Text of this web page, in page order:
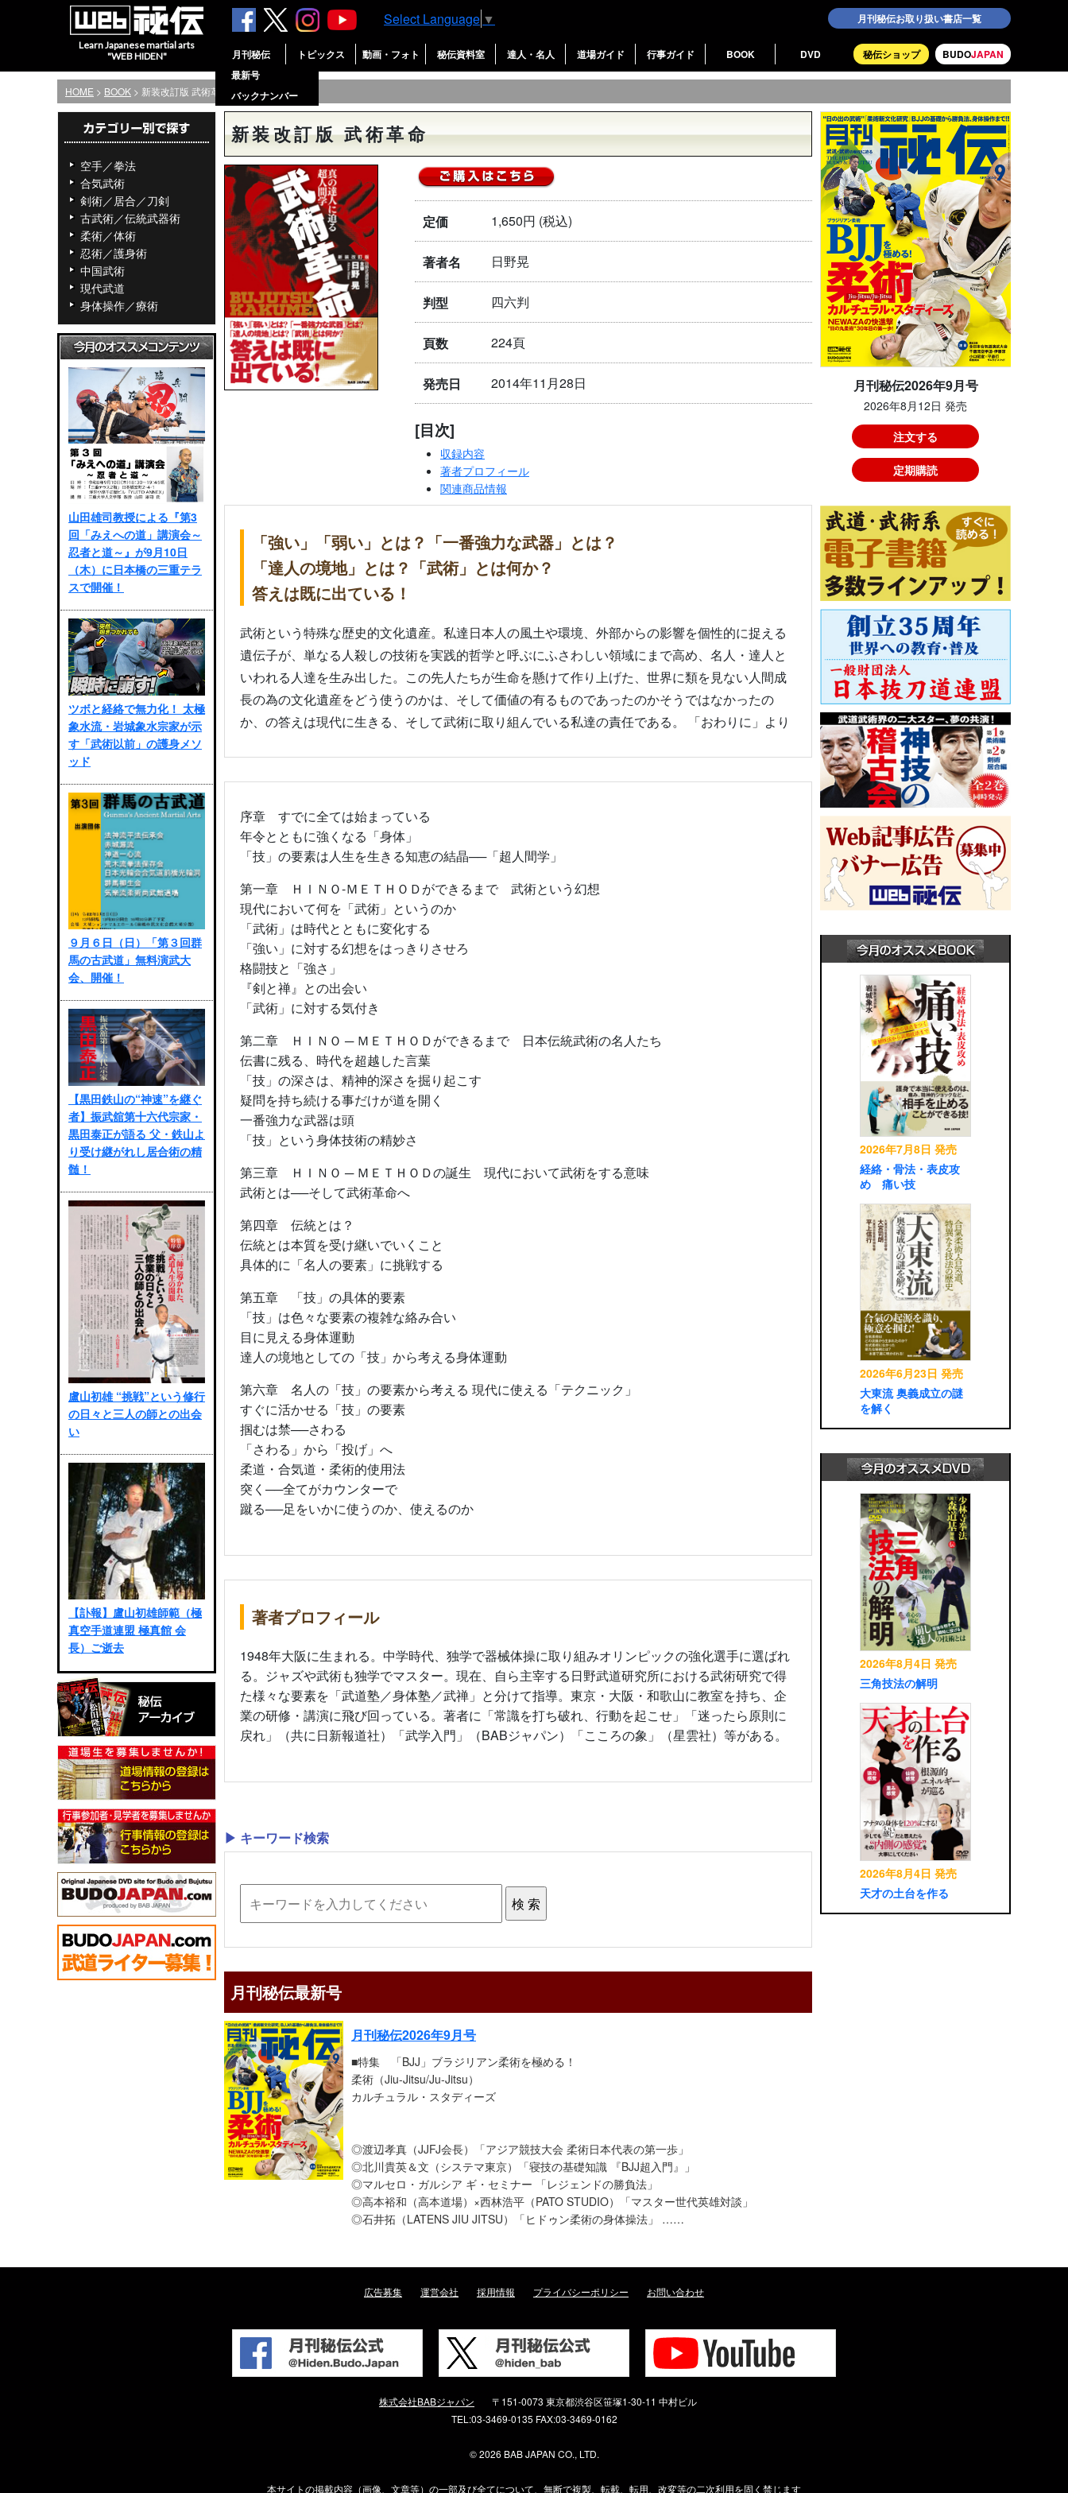
Learn Japanese martial arts
"WEB HIDEN"
月刊秘伝お取り扱い書店一覧
BUDOJAPAN
秘伝ショップ
月刊秘伝
最新号
バックナンバー
トピックス 動画・フォト 秘伝資料室 達人・名人 道場ガイド 行事ガイド BOOK DVD
Select Language ▼
HOME > BOOK > 新装改訂版 武術革命
空手／拳法
合気武術
剣術／居合／刀剣
古武術／伝統武器術
柔術／体術
忍術／護身術
中国武術
現代武道
身体操作／療術
山田雄司教授による『第3
回「みえへの道」講演会～
忍者と道～』が9月10日
（木）に日本橋の三重テラ
スで開催！
ツボと経絡で無力化！ 太極
象水流・岩城象水宗家が示
す「武術以前」の護身メソ
ッド
９月６日（日）「第３回群
馬の古武道」無料演武大
会、開催！
【黒田鉄山の“神速”を継ぐ
者】振武舘第十六代宗家・
黒田泰正が語る 父・鉄山よ
り受け継がれし居合術の精
髄！
盧山初雄 “挑戦”という修行
の日々と三人の師との出会
い
【訃報】盧山初雄師範（極
真空手道連盟 極真館 会
長）ご逝去
新装改訂版 武術革命
定価 1,650円 (税込)
著者名 日野晃
判型 四六判
頁数 224頁
発売日 2014年11月28日
[目次]
収録内容
著者プロフィール
関連商品情報
「強い」「弱い」とは？「一番強力な武器」とは？
「達人の境地」とは？「武術」とは何か？
答えは既に出ている！
武術という特殊な歴史的文化遺産。私達日本人の風土や環境、外部からの影響を個性的に捉える
遺伝子が、単なる人殺しの技術を実践的哲学と呼ぶにふさわしい領域にまで高め、名人・達人と
いわれる人達を生み出した。この先人たちが生命を懸けて作り上げた、世界に類を見ない人間成
長の為の文化遺産をどう使うのかは、そして価値の有るものであったのかそうではなかったの
か、の答えは現代に生きる、そして武術に取り組んでいる私達の責任である。 「おわりに」より
序章 すでに全ては始まっている
年令とともに強くなる「身体」
「技」の要素は人生を生きる知恵の結晶──「超人間学」
第一章 ＨＩＮＯ-ＭＥＴＨＯＤができるまで 武術という幻想
現代において何を「武術」というのか
「武術」は時代とともに変化する
「強い」に対する幻想をはっきりさせろ
格闘技と「強さ」
『剣と禅』との出会い
「武術」に対する気付き
第二章 ＨＩＮＯ ─ ＭＥＴＨＯＤができるまで 日本伝統武術の名人たち
伝書に残る、時代を超越した言葉
「技」の深さは、精神的深さを掘り起こす
疑問を持ち続ける事だけが道を開く
一番強力な武器は頭
「技」という身体技術の精妙さ
第三章 ＨＩＮＯ ─ ＭＥＴＨＯＤの誕生 現代において武術をする意味
武術とは──そして武術革命へ
第四章 伝統とは？
伝統とは本質を受け継いでいくこと
具体的に「名人の要素」に挑戦する
第五章 「技」の具体的要素
「技」は色々な要素の複雑な絡み合い
目に見える身体運動
達人の境地としての「技」から考える身体運動
第六章 名人の「技」の要素から考える 現代に使える「テクニック」
すぐに活かせる「技」の要素
掴むは禁──さわる
「さわる」から「投げ」へ
柔道・合気道・柔術的使用法
突く──全てがカウンターで
蹴る──足をいかに使うのか、使えるのか
著者プロフィール
1948年大阪に生まれる。中学時代、独学で器械体操に取り組みオリンピックの強化選手に選ばれ
る。ジャズや武術も独学でマスター。現在、自ら主宰する日野武道研究所における武術研究で得
た様々な要素を「武道塾／身体塾／武禅」と分けて指導。東京・大阪・和歌山に教室を持ち、企
業の研修・講演に飛び回っている。著者に「常識を打ち破れ、行動を起こせ」「迷ったら原則に
戻れ」（共に日新報道社）「武学入門」（BABジャパン）「こころの象」（星雲社）等がある。
▶ キーワード検索
月刊秘伝最新号
月刊秘伝2026年9月号
■特集 「BJJ」ブラジリアン柔術を極める！
柔術（Jiu-Jitsu/Ju-Jitsu）
カルチュラル・スタディーズ
◎渡辺孝真（JJFJ会長）「アジア競技大会 柔術日本代表の第一歩」
◎北川貴英＆文（システマ東京）「寝技の基礎知識 『BJJ超入門』」
◎マルセロ・ガルシア ギ・セミナー 「レジェンドの勝負法」
◎高本裕和（高本道場）×西林浩平（PATO STUDIO）「マスター世代英雄対談」
◎石井拓（LATENS JIU JITSU）「ヒドゥン柔術の身体操法」 ……
月刊秘伝2026年9月号
2026年8月12日 発売
注文する
定期購読
2026年7月8日 発売
経絡・骨法・表皮攻
め 痛い技
2026年6月23日 発売
大東流 奥義成立の謎
を解く
2026年8月4日 発売
三角技法の解明
2026年8月4日 発売
天才の土台を作る
広告募集 運営会社 採用情報 プライバシーポリシー お問い合わせ
株式会社BABジャパン
〒151-0073 東京都渋谷区笹塚1-30-11 中村ビル
TEL:03-3469-0135 FAX:03-3469-0162
©2026 BAB JAPAN CO., LTD.
本サイトの掲載内容（画像、文章等）の一部及び全てについて、無断で複製、転載、転用、改変等の二次利用を固く禁じます